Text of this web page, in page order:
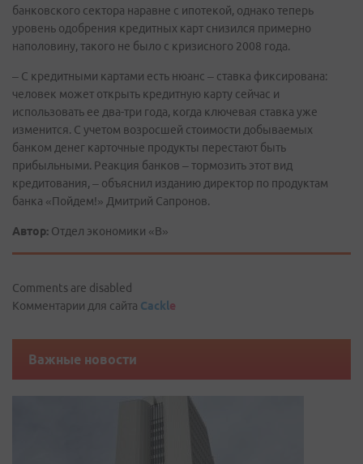
банковского сектора наравне с ипотекой, однако теперь
уровень одобрения кредитных карт снизился примерно
наполовину, такого не было с кризисного 2008 года.
– С кредитными картами есть нюанс – ставка фиксирована:
человек может открыть кредитную карту сейчас и
использовать ее два-три года, когда ключевая ставка уже
изменится. С учетом возросшей стоимости добываемых
банком денег карточные продукты перестают быть
прибыльными. Реакция банков – тормозить этот вид
кредитования, – объяснил изданию директор по продуктам
банка «Пойдем!» Дмитрий Сапронов.
Автор: Отдел экономики «В»
Comments are disabled
Комментарии для сайта Cackle
Важные новости